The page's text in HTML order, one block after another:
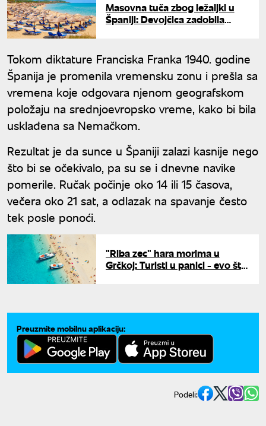
Masovna tuča zbog ležaljki u
Španiji: Devojčica zadobila
Tokom diktature Franciska Franka 1940. godine
Španija je promenila vremensku zonu i prešla sa
vremena koje odgovara njenom geografskom
položaju na srednjoevropsko vreme, kako bi bila
usklađena sa Nemačkom.
Rezultat je da sunce u Španiji zalazi kasnije nego
što bi se očekivalo, pa su se i dnevne navike
pomerile. Ručak počinje oko 14 ili 15 časova,
večera oko 21 sat, a odlazak na spavanje često
tek posle ponoći.
"Riba zec" hara morima u
Grčkoj: Turisti u panici - evo šta
Preuzmite mobilnu aplikaciju:
Podeli: